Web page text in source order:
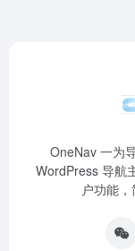
OneNav 一为
WordPress 导航
户功能